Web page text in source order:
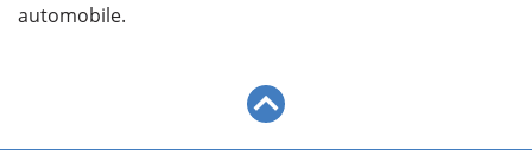
automobile.